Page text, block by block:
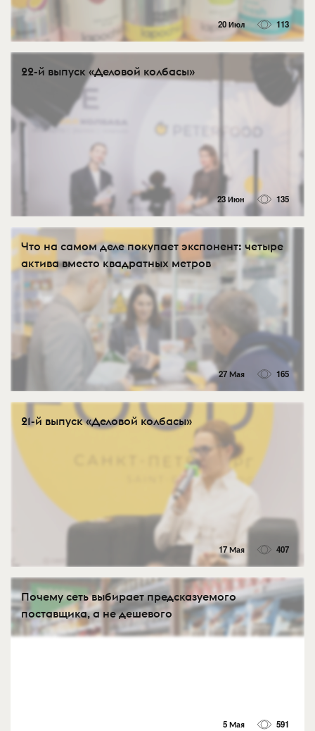
20 Июл 113
22-й выпуск «Деловой колбасы»
23 Июн 135
Что на самом деле покупает экспонент: четыре
актива вместо квадратных метров
27 Мая 165
21-й выпуск «Деловой колбасы»
17 Мая 407
Почему сеть выбирает предсказуемого
поставщика, а не дешевого
5 Мая 591